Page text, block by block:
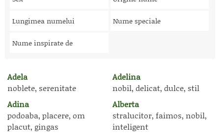
Lungimea numelui Nume speciale
Nume inspirate de
Adela
noblete, serenitate
Adelina
nobil, delicat, dulce, stil
Adina
podoaba, placere, om
placut, gingas
Alberta
stralucitor, faimos, nobil,
inteligent